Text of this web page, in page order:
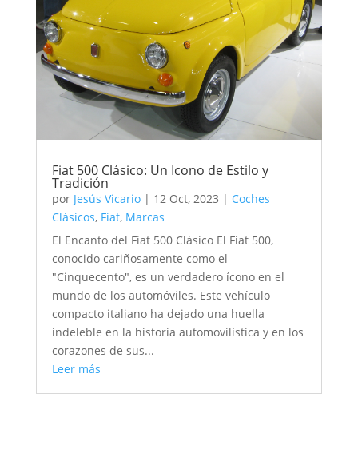
Fiat 500 Clásico: Un Icono de Estilo y
Tradición
por Jesús Vicario| 12 Oct, 2023 | Coches
Clásicos, Fiat, Marcas
El Encanto del Fiat 500 Clásico El Fiat 500,
conocido cariñosamente como el
"Cinquecento", es un verdadero ícono en el
mundo de los automóviles. Este vehículo
compacto italiano ha dejado una huella
indeleble en la historia automovilística y en los
corazones de sus...
Leer más